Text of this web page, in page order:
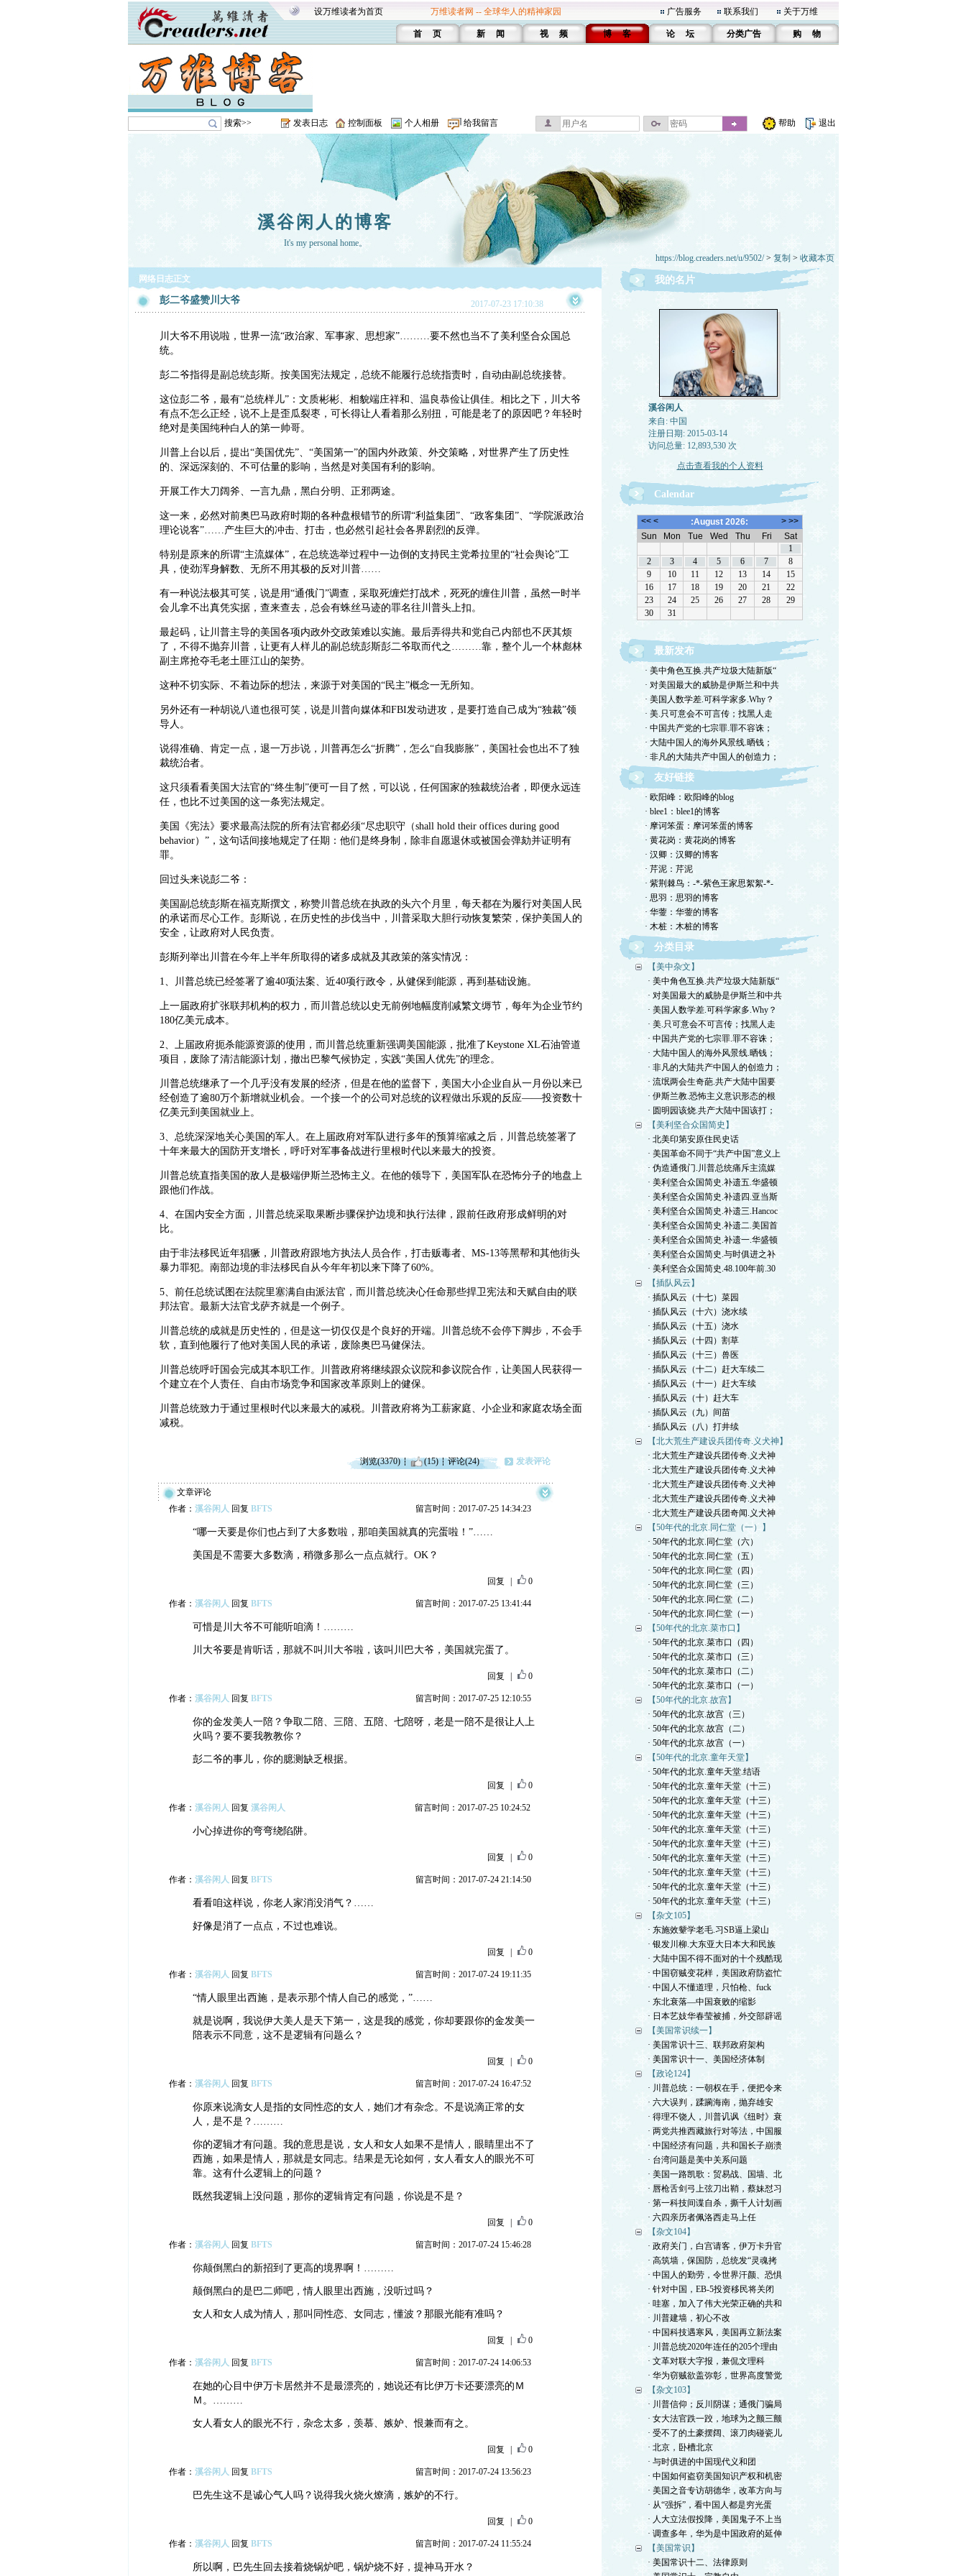
设万维读者为首页 万维读者网 -- 全球华人的精神家园 广告服务 联系我们 关于万维
首 页 新 闻 视 频 博 客 论 坛 分类广告 购 物
搜索>> 发表日志 控制面板 个人相册 给我留言 帮助 退出
溪谷闲人的博客
It's my personal home。
https://blog.creaders.net/u/9502/> 复制 > 收藏本页
网络日志正文
彭二爷盛赞川大爷 2017-07-23 17:10:38
川大爷不用说啦，世界一流“政治家、军事家、思想家”………要不然也当不了美利坚合众国总
统。
彭二爷指得是副总统彭斯。按美国宪法规定，总统不能履行总统指责时，自动由副总统接替。
这位彭二爷，最有“总统样儿”：文质彬彬、相貌端庄祥和、温良恭俭让俱佳。相比之下，川大爷
有点不怎么正经，说不上是歪瓜裂枣，可长得让人看着那么别扭，可能是老了的原因吧？年轻时
绝对是美国纯种白人的第一帅哥。
川普上台以后，提出“美国优先”、“美国第一”的国内外政策、外交策略，对世界产生了历史性
的、深远深刻的、不可估量的影响，当然是对美国有利的影响。
开展工作大刀阔斧、一言九鼎，黑白分明、正邪两途。
这一来，必然对前奥巴马政府时期的各种盘根错节的所谓“利益集团”、“政客集团”、“学院派政治
理论说客”……产生巨大的冲击、打击， 也必然引起社会各界剧烈的反弹。
特别是原来的所谓“主流媒体”，在总统选举过程中一边倒的支持民主党希拉里的“社会舆论”工
具，使劲浑身解数、无所不用其极的反对川普……
有一种说法极其可笑，说是用“通俄门”调查，采取死缠烂打战术，死死的缠住川普，虽然一时半
会儿拿不出真凭实据，查来查去，总会有蛛丝马迹的罪名往川普头上扣。
最起码，让川普主导的美国各项内政外交政策难以实施。最后弄得共和党自己内部也不厌其烦
了，不得不抛弃川普，让更有人样儿的副总统彭斯彭二爷取而代之………靠，整个儿一个林彪林
副主席抢夺毛老土匪江山的架势。
这种不切实际、不着边际的想法，来源于对美国的“民主”概念一无所知。
另外还有一种胡说八道也很可笑，说是川普向媒体和FBI发动进攻，是要打造自己成为“独裁”领
导人。
说得准确、肯定一点，退一万步说，川普再怎么“折腾”，怎么“自我膨胀”，美国社会也出不了独
裁统治者。
这只须看看美国大法官的“终生制”便可一目了然，可以说， 任何国家的独裁统治者，即便永远连
任，也比不过美国的这一条宪法规定。
美国《宪法》要求最高法院的所有法官都必须“尽忠职守（shall hold their offices during good
behavior）”，这句话间接地规定了任期：他们是终身制，除非自愿退休或被国会弹劾并证明有
罪。
回过头来说彭二爷：
美国副总统彭斯在福克斯撰文，称赞川普总统在执政的头六个月里，每天都在为履行对美国人民
的承诺而尽心工作。彭斯说，在历史性的步伐当中，川普采取大胆行动恢复繁荣，保护美国人的
安全，让政府对人民负责。
彭斯列举出川普在今年上半年所取得的诸多成就及其政策的落实情况：
1、川普总统已经签署了逾40项法案、近40项行政令，从健保到能源，再到基础设施。
上一届政府扩张联邦机构的权力，而川普总统以史无前例地幅度削减繁文缛节，每年为企业节约
180亿美元成本。
2、上届政府扼杀能源资源的使用，而川普总统重新强调美国能源，批准了Keystone XL石油管道
项目，废除了清洁能源计划，撤出巴黎气候协定，实践“美国人优先”的理念。
川普总统继承了一个几乎没有发展的经济，但是在他的监督下，美国大小企业自从一月份以来已
经创造了逾80万个新增就业机会。一个接一个的公司对总统的议程做出乐观的反应——投资数十
亿美元到美国就业上。
3、总统深深地关心美国的军人。在上届政府对军队进行多年的预算缩减之后，川普总统签署了
十年来最大的国防开支增长，呼吁对军事备战进行里根时代以来最大的投资。
川普总统直指美国的敌人是极端伊斯兰恐怖主义。在他的领导下，美国军队在恐怖分子的地盘上
跟他们作战。
4、在国内安全方面，川普总统采取果断步骤保护边境和执行法律，跟前任政府形成鲜明的对
比。
由于非法移民近年猖獗，川普政府跟地方执法人员合作，打击贩毒者、MS-13等黑帮和其他街头
暴力罪犯。南部边境的非法移民自从今年年初以来下降了60%。
5、前任总统试图在法院里塞满自由派法官，而川普总统决心任命那些捍卫宪法和天赋自由的联
邦法官。最新大法官戈萨齐就是一个例子。
川普总统的成就是历史性的，但是这一切仅仅是个良好的开端。川普总统不会停下脚步，不会手
软，直到他履行了他对美国人民的承诺，废除奥巴马健保法。
川普总统呼吁国会完成其本职工作。川普政府将继续跟众议院和参议院合作，让美国人民获得一
个建立在个人责任、自由市场竞争和国家改革原则上的健保。
川普总统致力于通过里根时代以来最大的减税。川普政府将为工薪家庭、小企业和家庭农场全面
减税。
浏览(3370) (15) 评论(24) 发表评论
文章评论
作者： 溪谷闲人 回复 BFTS 留言时间：2017-07-25 14:34:23
“哪一天要是你们也占到了大多数啦，那咱美国就真的完蛋啦！”……
美国是不需要大多数滴，稍微多那么一点点就行。OK？
回复 0
作者： 溪谷闲人 回复 BFTS 留言时间：2017-07-25 13:41:44
可惜是川大爷不可能听咱滴！………
川大爷要是肯听话，那就不叫川大爷啦，该叫川巴大爷，美国就完蛋了。
回复 0
作者： 溪谷闲人 回复 BFTS 留言时间：2017-07-25 12:10:55
你的金发美人一陪？争取二陪、三陪、五陪、七陪呀，老是一陪不是很让人上
火吗？要不要我教教你？
彭二爷的事儿，你的臆测缺乏根据。
回复 0
作者： 溪谷闲人 回复 溪谷闲人 留言时间：2017-07-25 10:24:52
小心掉进你的弯弯绕陷阱。
回复 0
作者： 溪谷闲人 回复 BFTS 留言时间：2017-07-24 21:14:50
看看咱这样说，你老人家消没消气？……
好像是消了一点点，不过也难说。
回复 0
作者： 溪谷闲人 回复 BFTS 留言时间：2017-07-24 19:11:35
“情人眼里出西施，是表示那个情人自己的感觉，”……
就是说啊，我说伊大美人是天下第一，这是我的感觉，你却要跟你的金发美一
陪表示不同意，这不是逻辑有问题么？
回复 0
作者： 溪谷闲人 回复 BFTS 留言时间：2017-07-24 16:47:52
你原来说滴女人是指的女同性恋的女人，她们才有杂念。不是说滴正常的女
人，是不是？………
你的逻辑才有问题。我的意思是说，女人和女人如果不是情人，眼睛里出不了
西施，如果是情人，那就是女同志。结果是无论如何，女人看女人的眼光不可
靠。这有什么逻辑上的问题？
既然我逻辑上没问题，那你的逻辑肯定有问题，你说是不是？
回复 0
作者： 溪谷闲人 回复 BFTS 留言时间：2017-07-24 15:46:28
你颠倒黑白的新招到了更高的境界啊！………
颠倒黑白的是巴二师吧，情人眼里出西施，没听过吗？
女人和女人成为情人，那叫同性恋、女同志，懂波？那眼光能有准吗？
回复 0
作者： 溪谷闲人 回复 BFTS 留言时间：2017-07-24 14:06:53
在她的心目中伊万卡居然并不是最漂亮的，她说还有比伊万卡还要漂亮的Ｍ
Ｍ。………
女人看女人的眼光不行，杂念太多，羡慕、嫉妒、恨兼而有之。
回复 0
作者： 溪谷闲人 回复 BFTS 留言时间：2017-07-24 13:56:23
巴先生这不是诚心气人吗？说得我火烧火燎滴，嫉妒的不行。
回复 0
作者： 溪谷闲人 回复 BFTS 留言时间：2017-07-24 11:55:24
所以啊，巴先生回去接着烧锅炉吧，锅炉烧不好，提神马开水？
我的名片
溪谷闲人
来自: 中国
注册日期: 2015-03-14
访问总量: 12,893,530 次
点击查看我的个人资料
Calendar
最新发布
· 美中角色互换.共产垃圾大陆新版“
· 对美国最大的威胁是伊斯兰和中共
· 美国人数学差.可科学家多.Why？
· 美.只可意会不可言传；找黑人走
· 中国共产党的七宗罪.罪不容诛；
· 大陆中国人的海外风景线.晒钱；
· 非凡的大陆共产中国人的创造力；
友好链接
· 欧阳峰：欧阳峰的blog
· blee1：blee1的博客
· 摩诃笨蛋：摩诃笨蛋的博客
· 黄花岗：黄花岗的博客
· 汉卿：汉卿的博客
· 芹泥：芹泥
· 紫荆棘鸟：-*-紫色王家思絮絮-*-
· 思羽：思羽的博客
· 华蓥：华蓥的博客
· 木桩：木桩的博客
分类目录
【美中杂文】
· 美中角色互换.共产垃圾大陆新版“
· 对美国最大的威胁是伊斯兰和中共
· 美国人数学差.可科学家多.Why？
· 美.只可意会不可言传；找黑人走
· 中国共产党的七宗罪.罪不容诛；
· 大陆中国人的海外风景线.晒钱；
· 非凡的大陆共产中国人的创造力；
· 流氓两会生奇葩.共产大陆中国要
· 伊斯兰教.恐怖主义意识形态的根
· 圆明园该烧.共产大陆中国该打；
【美利坚合众国简史】
· 北美印第安原住民史话
· 美国革命不同于“共产中国”意义上
· 伪造通俄门.川普总统痛斥主流媒
· 美利坚合众国简史.补遗五.华盛顿
· 美利坚合众国简史.补遗四.亚当斯
· 美利坚合众国简史.补遗三.Hancoc
· 美利坚合众国简史.补遗二.美国首
· 美利坚合众国简史.补遗一.华盛顿
· 美利坚合众国简史.与时俱进之补
· 美利坚合众国简史.48.100年前.30
【插队风云】
· 插队风云（十七）菜园
· 插队风云（十六）浇水续
· 插队风云（十五）浇水
· 插队风云（十四）割草
· 插队风云（十三）兽医
· 插队风云（十二）赶大车续二
· 插队风云（十一）赶大车续
· 插队风云（十）赶大车
· 插队风云（九）间苗
· 插队风云（八）打井续
【北大荒生产建设兵团传奇.义犬神】
· 北大荒生产建设兵团传奇.义犬神
· 北大荒生产建设兵团传奇.义犬神
· 北大荒生产建设兵团传奇.义犬神
· 北大荒生产建设兵团传奇.义犬神
· 北大荒生产建设兵团奇闻.义犬神
【50年代的北京.同仁堂（一）】
· 50年代的北京.同仁堂（六）
· 50年代的北京.同仁堂（五）
· 50年代的北京.同仁堂（四）
· 50年代的北京.同仁堂（三）
· 50年代的北京.同仁堂（二）
· 50年代的北京.同仁堂（一）
【50年代的北京.菜市口】
· 50年代的北京.菜市口（四）
· 50年代的北京.菜市口（三）
· 50年代的北京.菜市口（二）
· 50年代的北京.菜市口（一）
【50年代的北京.故宫】
· 50年代的北京.故宫（三）
· 50年代的北京.故宫（二）
· 50年代的北京.故宫（一）
【50年代的北京.童年天堂】
· 50年代的北京.童年天堂.结语
· 50年代的北京.童年天堂（十三）
· 50年代的北京.童年天堂（十三）
· 50年代的北京.童年天堂（十三）
· 50年代的北京.童年天堂（十三）
· 50年代的北京.童年天堂（十三）
· 50年代的北京.童年天堂（十三）
· 50年代的北京.童年天堂（十三）
· 50年代的北京.童年天堂（十三）
· 50年代的北京.童年天堂（十三）
【杂文105】
· 东施效颦学老毛.习SB逼上梁山
· 银发川柳.大东亚大日本大和民族
· 大陆中国不得不面对的十个残酷现
· 中国窃贼变花样，美国政府防盗忙
· 中国人不懂道理，只怕枪、fuck
· 东北衰落—中国衰败的缩影
· 日本艺妓华春莹被捕，外交部辟谣
【美国常识续一】
· 美国常识十三、联邦政府架构
· 美国常识十一、美国经济体制
【政论124】
· 川普总统：一朝权在手，便把令来
· 六大误判，蹂躏海南，抛弃雄安
· 得理不饶人，川普讥讽《纽时》衰
· 两党共推西藏旅行对等法，中国服
· 中国经济有问题，共和国长子崩溃
· 台湾问题是美中关系问题
· 美国一路凯歌：贸易战、国墙、北
· 唇枪舌剑弓上弦刀出鞘，蔡妹怼习
· 第一科技间谍自杀，撕千人计划画
· 六四亲历者佩洛西走马上任
【杂文104】
· 政府关门，白宫请客，伊万卡升官
· 高筑墙，保国防，总统发“灵魂拷
· 中国人的勤劳，令世界汗颜、恐惧
· 针对中国，EB-5投资移民将关闭
· 哇塞，加入了伟大光荣正确的共和
· 川普建墙，初心不改
· 中国科技遇寒风，美国再立新法案
· 川普总统2020年连任的205个理由
· 文革对联大字报，兼侃文理科
· 华为窃贼欲盖弥彰，世界高度警觉
【杂文103】
· 川普信仰；反川阴谋；通俄门骗局
· 女大法官跌一跤，地球为之颤三颤
· 受不了的土豪摆阔、滚刀肉碰瓷儿
· 北京，卧槽北京
· 与时俱进的中国现代义和团
· 中国如何盗窃美国知识产权和机密
· 美国之音专访胡德华，改革方向与
· 从“强拆”，看中国人都是穷光蛋
· 人大立法假投降，美国鬼子不上当
· 调查多年，华为是中国政府的延伸
【美国常识】
· 美国常识十二、法律原则